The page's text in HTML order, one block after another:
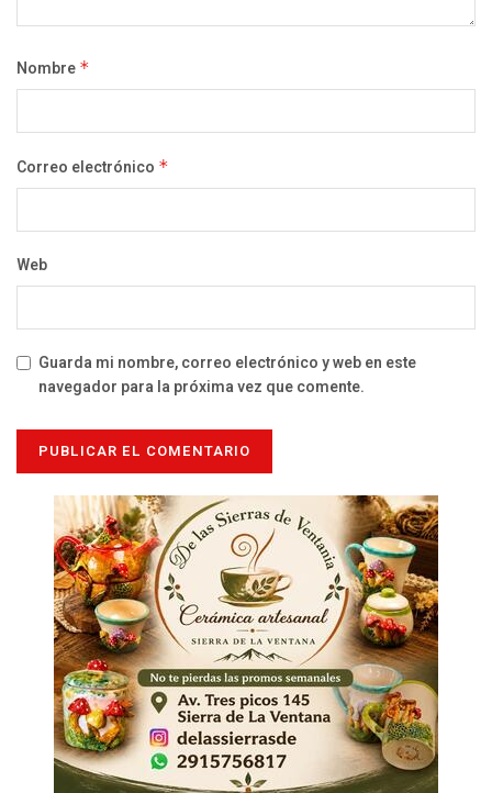
Nombre *
Correo electrónico *
Web
Guarda mi nombre, correo electrónico y web en este
navegador para la próxima vez que comente.